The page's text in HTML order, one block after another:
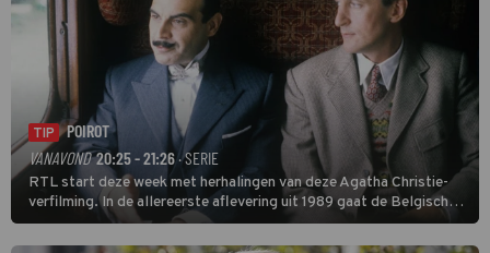
TIP
POIROT
VANAVOND 20:25 - 21:26 · SERIE
RTL start deze week met herhalingen van deze Agatha Christie-
verfilming. In de allereerste aflevering uit 1989 gaat de Belgische
speurder op zoek naar een vermiste kok. Poirot raakt al snel
verwikkeld in een moordzaak. (HH)